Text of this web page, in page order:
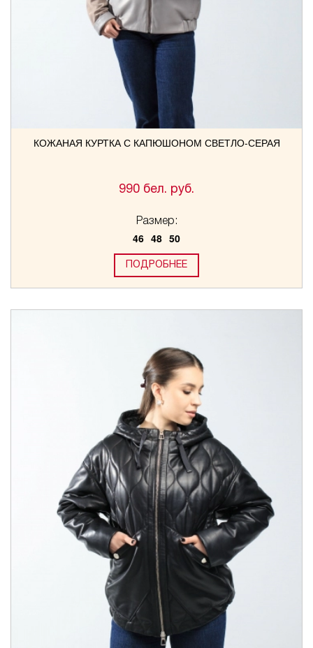
КОЖАНАЯ КУРТКА С КАПЮШОНОМ СВЕТЛО-СЕРАЯ
990 бел. руб.
Размер:
46 48 50
ПОДРОБНЕЕ